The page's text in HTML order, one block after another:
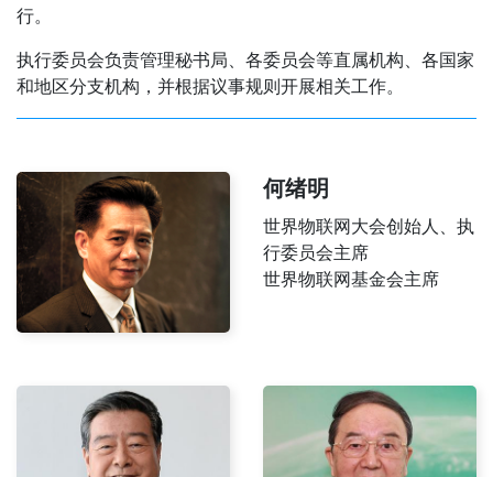
行。
执行委员会负责管理秘书局、各委员会等直属机构、各国家
和地区分支机构，并根据议事规则开展相关工作。
何绪明
世界物联网大会创始人、执
行委员会主席
世界物联网基金会主席